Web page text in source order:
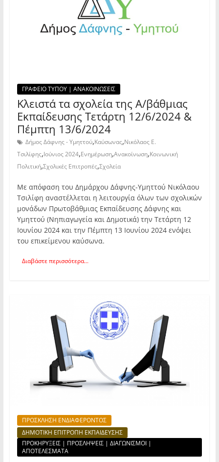
ΓΡΑΦΕΙΟ ΤΥΠΟΥ | ΑΝΑΚΟΙΝΩΣΕΙΣ
Κλειστά τα σχολεία της Α/βάθμιας
Εκπαίδευσης Τετάρτη 12/6/2024 &
Πέμπτη 13/6/2024
Δήμος Δάφνης - Υμηττού,Καύσωνας,Νικόλαος Ε.
Τσιλίφης,Ιούνιος 2024,Ενημέρωση,Ανακοίνωση,Κοινωνική
Πολιτική,Σχολικές Επιτροπές,Σχολεία
Με απόφαση του Δημάρχου Δάφνης-Υμηττού Νικόλαου
Τσιλίφη αναστέλλεται η λειτουργία όλων των σχολικών
μονάδων Πρωτοβάθμιας Εκπαίδευσης Δάφνης και
Υμηττού (Νηπιαγωγεία και Δημοτικά) την Τετάρτη 12
Ιουνίου 2024 και την Πέμπτη 13 Ιουνίου 2024 ενόψει
του επικείμενου καύσωνα.
Διαβάστε περισσότερα...
ΠΡΟΣΚΛΗΣΗ ΕΝΔΙΑΦΕΡΟΝΤΟΣ
ΔΗΜΟΤΙΚΗ ΕΠΙΤΡΟΠΗ ΕΚΠΑΙΔΕΥΣΗΣ
ΠΡΟΚΗΡΥΞΕΙΣ | ΠΡΟΣΛΗΨΕΙΣ | ΔΙΑΓΩΝΙΣΜΟΙ |
ΑΠΟΤΕΛΕΣΜΑΤΑ